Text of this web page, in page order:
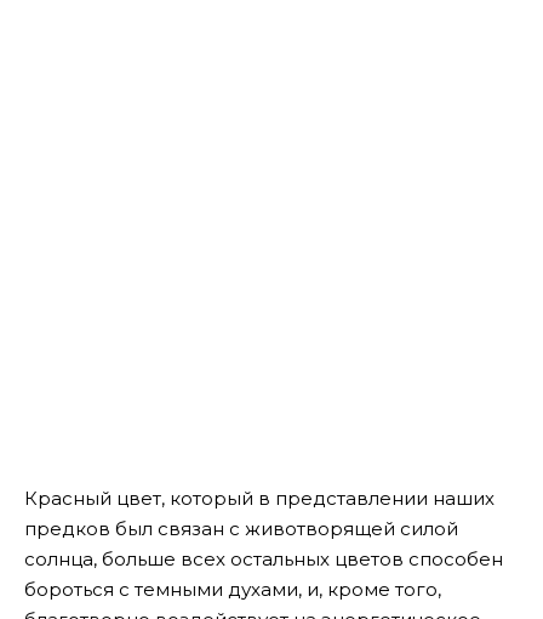
Красный цвет, который в представлении наших
предков был связан с животворящей силой
солнца, больше всех остальных цветов способен
бороться с темными духами, и, кроме того,